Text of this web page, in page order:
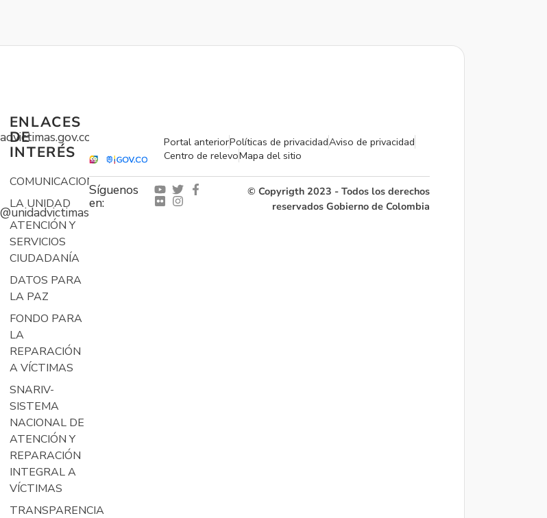
ENLACES
DE
INTERÉS
COMUNICACIONES
LA UNIDAD
ATENCIÓN Y
SERVICIOS
CIUDADANÍA
DATOS PARA
LA PAZ
FONDO PARA
LA
REPARACIÓN
A VÍCTIMAS
SNARIV-
SISTEMA
NACIONAL DE
ATENCIÓN Y
REPARACIÓN
INTEGRAL A
VÍCTIMAS
TRANSPARENCIA
Portal anteriorPolíticas de privacidadAviso de privacidad
Centro de relevoMapa del sitio
Síguenos
en:
© Copyrigth 2023 - Todos los derechos
reservados Gobierno de Colombia